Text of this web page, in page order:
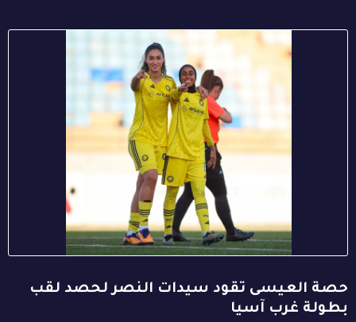
حصة العيسى تقود سيدات النصر لحصد لقب
بطولة غرب آسيا